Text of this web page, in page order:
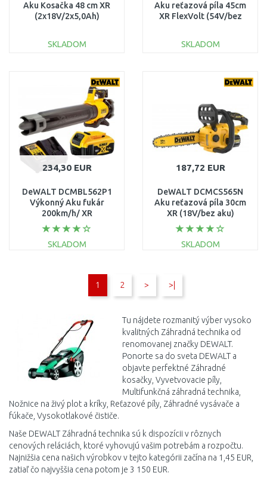
Aku Kosačka 48 cm XR
(2x18V/2x5,0Ah)
SKLADOM
Aku reťazová píla 45cm
XR FlexVolt (54V/bez
SKLADOM
234,30 EUR
DeWALT DCMBL562P1
Výkonný Aku fukár
200km/h/ XR
(18V/1x5,0Ah)
SKLADOM
187,72 EUR
DeWALT DCMCS565N
Aku reťazová píla 30cm
XR (18V/bez aku)
SKLADOM
1 2 > >|
Tu nájdete rozmanitý výber vysoko
kvalitných Záhradná technika od
renomovanej značky DEWALT.
Ponorte sa do sveta DEWALT a
objavte perfektné Záhradné
kosačky, Vyvetvovacie píly,
Multifunkčná záhradná technika,
Nožnice na živý plot a kríky, Reťazové píly, Záhradné vysávače a
fúkače, Vysokotlakové čističe.
Naše DEWALT Záhradná technika sú k dispozícii v rôznych
cenových reláciách, ktoré vyhovujú vašim potrebám a rozpočtu.
Najnižšia cena našich výrobkov v tejto kategórii začína na 1,45 EUR,
zatiaľ čo najvyššia cena potom je 3 150 EUR.